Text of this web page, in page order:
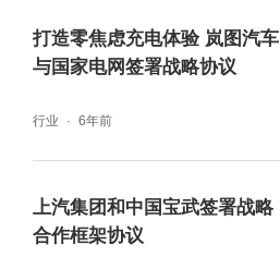
打造零焦虑充电体验 岚图汽车
与国家电网签署战略协议
行业 6年前
上汽集团和中国宝武签署战略
合作框架协议